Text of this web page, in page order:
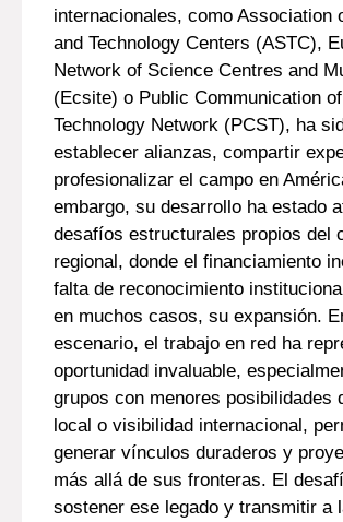
internacionales, como Association
and Technology Centers (ASTC),
Network of Science Centres and
(Ecsite) o Public Communication
Technology Network (PCST), ha
establecer alianzas, compartir
profesionalizar el campo en
embargo, su desarrollo ha estado
desafíos estructurales propios del
regional, donde el financiamiento
falta de reconocimiento
en muchos casos, su expansión.
escenario, el trabajo en red ha
oportunidad invaluable,
grupos con menores posibilidades
local o visibilidad internacional,
generar vínculos duraderos y
más allá de sus fronteras. El
sostener ese legado y transmitir a